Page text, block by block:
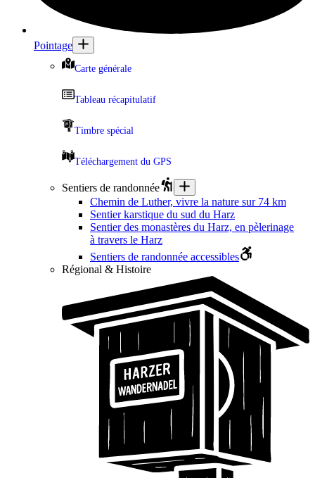
Pointage
Carte générale
Tableau récapitulatif
Timbre spécial
Téléchargement du GPS
Sentiers de randonnée
Chemin de Luther, vivre la nature sur 74 km
Sentier karstique du sud du Harz
Sentier des monastères du Harz, en pèlerinage
à travers le Harz
Sentiers de randonnée accessibles
Régional & Histoire